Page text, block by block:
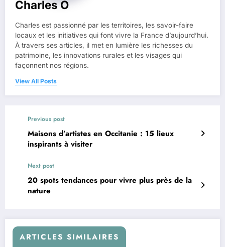
Charles O
Charles est passionné par les territoires, les savoir-faire
locaux et les initiatives qui font vivre la France d’aujourd’hui.
À travers ses articles, il met en lumière les richesses du
patrimoine, les innovations rurales et les visages qui
façonnent nos régions.
View All Posts
Previous post
Maisons d’artistes en Occitanie : 15 lieux
inspirants à visiter
Next post
20 spots tendances pour vivre plus près de la
nature
ARTICLES SIMILAIRES